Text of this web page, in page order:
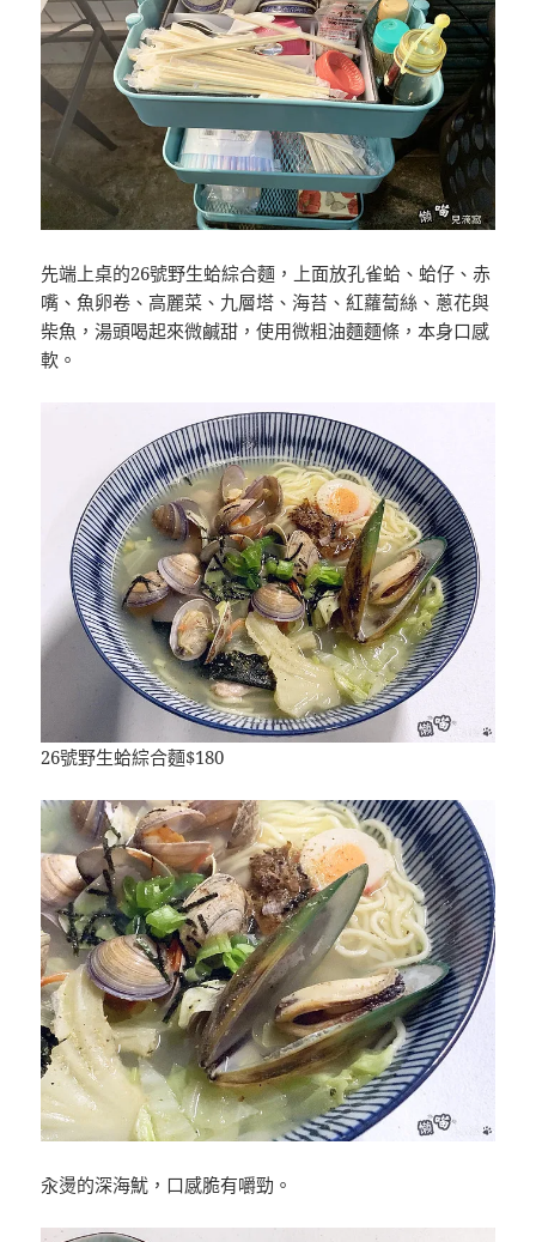
先端上桌的26號野生蛤綜合麵，上面放孔雀蛤、蛤仔、赤
嘴、魚卵卷、高麗菜、九層塔、海苔、紅蘿蔔絲、蔥花與
柴魚，湯頭喝起來微鹹甜，使用微粗油麵麵條，本身口感
軟。
26號野生蛤綜合麵$180
汆燙的深海魷，口感脆有嚼勁。